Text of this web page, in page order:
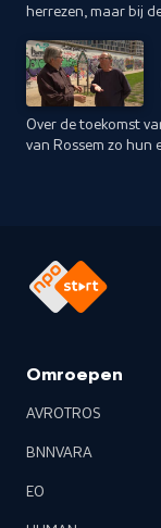
herrezen, maar bij
Over de toekomst
van Rossem zo hun
Omroepen
AVROTROS
BNNVARA
EO